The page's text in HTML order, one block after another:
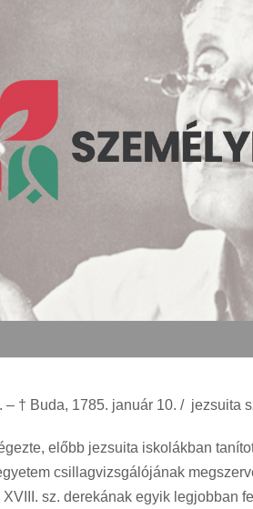
– † Buda, 1785. január 10. / jezsuita
előbb jezsuita iskolákban
csillagvizsgálójának
sz. derekának egyik legjobban